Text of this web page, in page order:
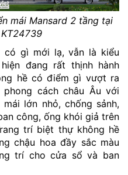
mái Mansard 2 tầng tại
có gì mới lạ, vẫn là kiểu
đang rất thịnh hành
hề có điểm gì vượt ra
cách châu Âu với
lớn nhỏ, chống sảnh,
công, ống khói giả trên
trí biệt thự không hề
chậu hoa đầy sắc màu
trí cho cửa sổ và ban